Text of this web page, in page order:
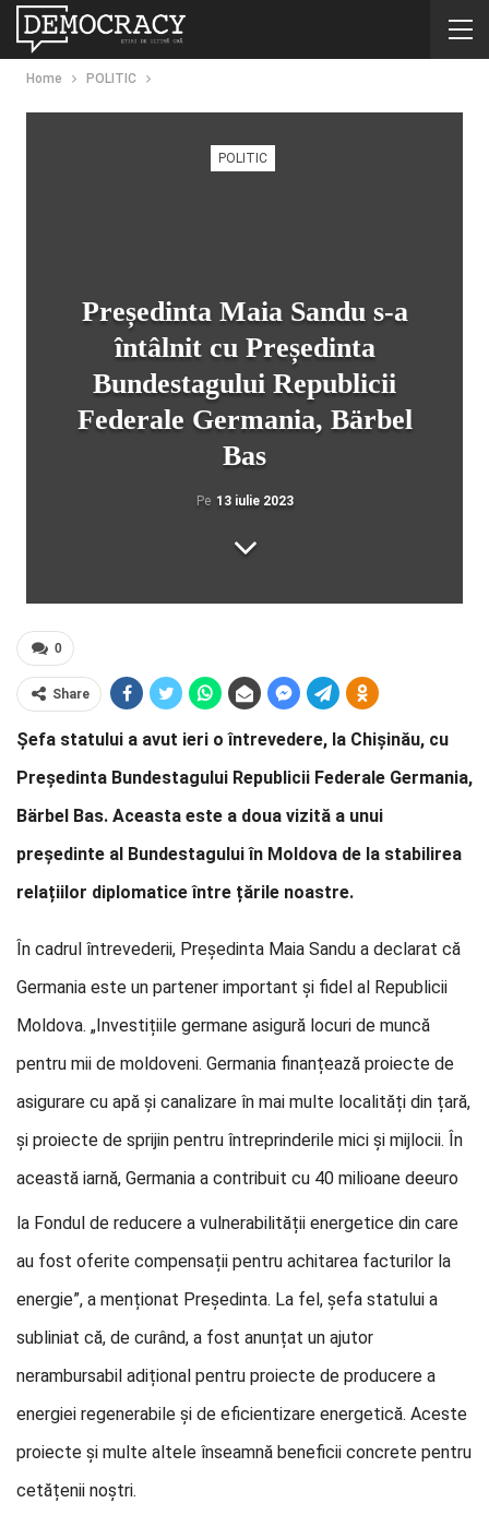
Home POLITIC
POLITIC
Președinta Maia Sandu s-a
întâlnit cu Președinta
Bundestagului Republicii
Federale Germania, Bärbel
Bas
Pe 13 iulie 2023
0
Share
Șefa statului a avut ieri o întrevedere, la Chișinău, cu
Președinta Bundestagului Republicii Federale Germania,
Bärbel Bas. Aceasta este a doua vizită a unui
președinte al Bundestagului în Moldova de la stabilirea
relațiilor diplomatice între țările noastre.
În cadrul întrevederii, Președinta Maia Sandu a declarat că
Germania este un partener important și fidel al Republicii
Moldova. „Investițiile germane asigură locuri de muncă
pentru mii de moldoveni. Germania finanțează proiecte de
asigurare cu apă și canalizare în mai multe localități din țară,
și proiecte de sprijin pentru întreprinderile mici și mijlocii. În
această iarnă, Germania a contribuit cu 40 milioane deeuro
la Fondul de reducere a vulnerabilității energetice din care
au fost oferite compensații pentru achitarea facturilor la
energie”, a menționat Președinta. La fel, șefa statului a
subliniat că, de curând, a fost anunțat un ajutor
nerambursabil adițional pentru proiecte de producere a
energiei regenerabile și de eficientizare energetică. Aceste
proiecte și multe altele înseamnă beneficii concrete pentru
cetățenii noștri.